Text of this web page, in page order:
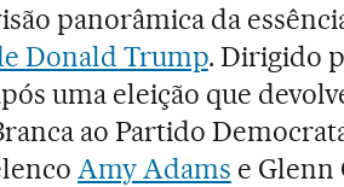
panorâmica da
Donald Trump. Dirigido
uma eleição que
ao Partido
Amy Adams e Glenn